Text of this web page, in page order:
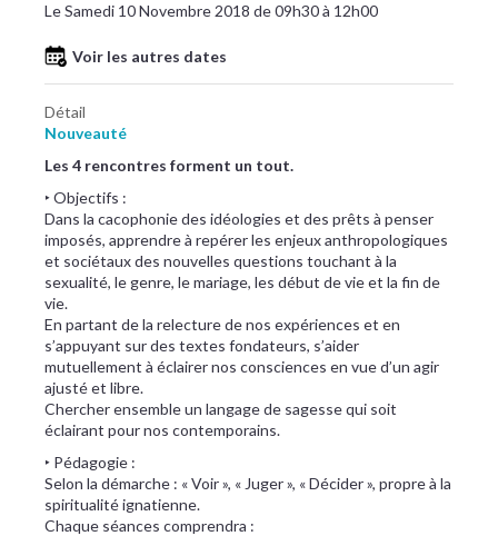
Le Samedi 10 Novembre 2018 de 09h30 à 12h00
Voir les autres dates
Détail
Nouveauté
Les 4 rencontres forment un tout.
‣ Objectifs :
Dans la cacophonie des idéologies et des prêts à penser
imposés, apprendre à repérer les enjeux anthropologiques
et sociétaux des nouvelles questions touchant à la
sexualité, le genre, le mariage, les début de vie et la fin de
vie.
En partant de la relecture de nos expériences et en
s’appuyant sur des textes fondateurs, s’aider
mutuellement à éclairer nos consciences en vue d’un agir
ajusté et libre.
Chercher ensemble un langage de sagesse qui soit
éclairant pour nos contemporains.
‣ Pédagogie :
Selon la démarche : « Voir », « Juger », « Décider », propre à la
spiritualité ignatienne.
Chaque séances comprendra :